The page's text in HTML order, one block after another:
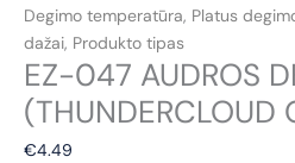
Degimo temperatūra, Platus
dažai, Produkto tipas
EZ-047 AUDROS
(THUNDERCLOUD
€4.49